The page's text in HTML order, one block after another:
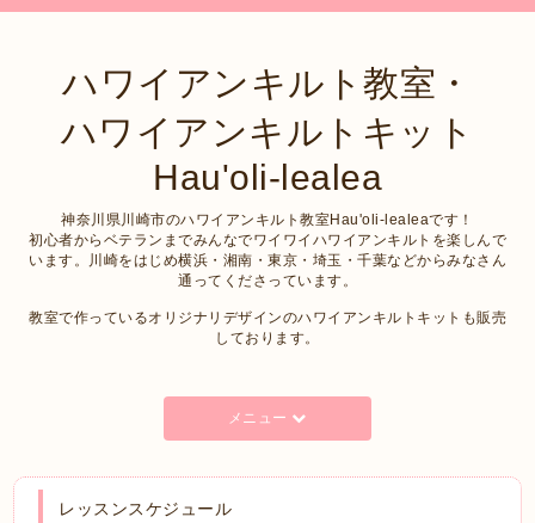
ハワイアンキルト教室・
ハワイアンキルトキット
Hau'oli-lealea
神奈川県川崎市のハワイアンキルト教室Hau'oli-lealeaです！
初心者からベテランまでみんなでワイワイハワイアンキルトを楽しんで
います。川崎をはじめ横浜・湘南・東京・埼玉・千葉などからみなさん
通ってくださっています。
教室で作っているオリジナリデザインのハワイアンキルトキットも販売
しております。
メニュー
レッスンスケジュール